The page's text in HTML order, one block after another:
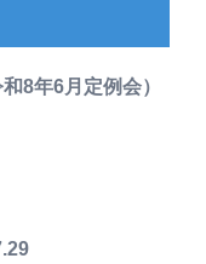
8年6月定例会）